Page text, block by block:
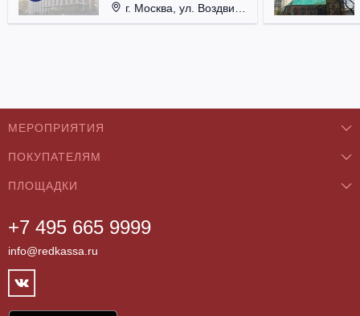
г. Москва, ул. Воздвиженка, д. 1, Кремль.
+7 495 665 9999
info@redkassa.ru
МЕРОПРИЯТИЯ
Концерты
Классика
Театры
Фестивали
Спорт
ПОКУПАТЕЛЯМ
О нас
Как купить
Возврат билетов
Контакты
ПЛОЩАДКИ
Бар/Ресторан/Кафе
Клуб
Концертный зал